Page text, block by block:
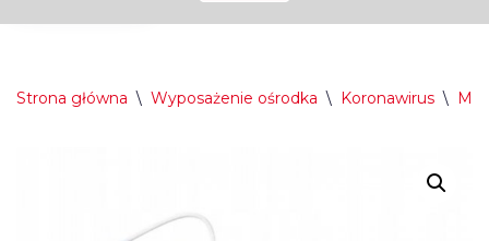
Strona główna \ Wyposażenie ośrodka \ Koronawirus \